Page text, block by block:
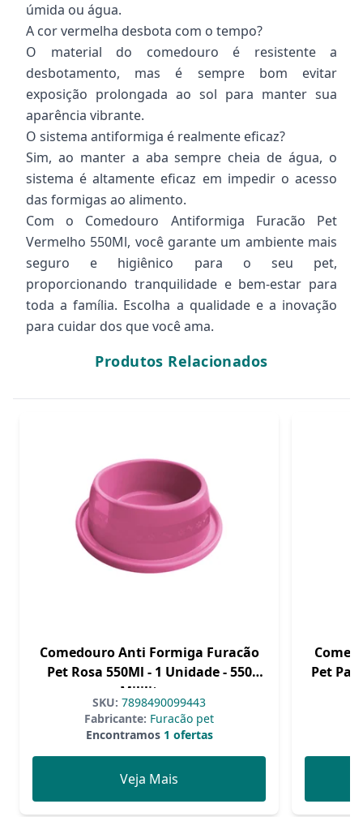
úmida ou água.
A cor vermelha desbota com o tempo?
O material do comedouro é resistente a
desbotamento, mas é sempre bom evitar
exposição prolongada ao sol para manter sua
aparência vibrante.
O sistema antiformiga é realmente eficaz?
Sim, ao manter a aba sempre cheia de água, o
sistema é altamente eficaz em impedir o acesso
das formigas ao alimento.
Com o Comedouro Antiformiga Furacão Pet
Vermelho 550Ml, você garante um ambiente mais
seguro e higiênico para o seu pet,
proporcionando tranquilidade e bem-estar para
toda a família. Escolha a qualidade e a inovação
para cuidar dos que você ama.
Produtos Relacionados
Comedouro Anti Formiga Furacão
Pet Rosa 550Ml - 1 Unidade - 550
Mililitros
SKU: 7898490099443
Fabricante: Furacão pet
Encontramos1 ofertas
Veja Mais
Pet